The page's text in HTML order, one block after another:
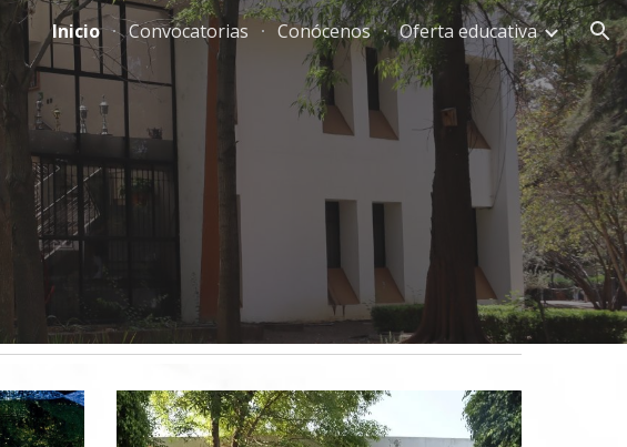
Skip to navigation
Inicio Convocatorias Conócenos Oferta educativa